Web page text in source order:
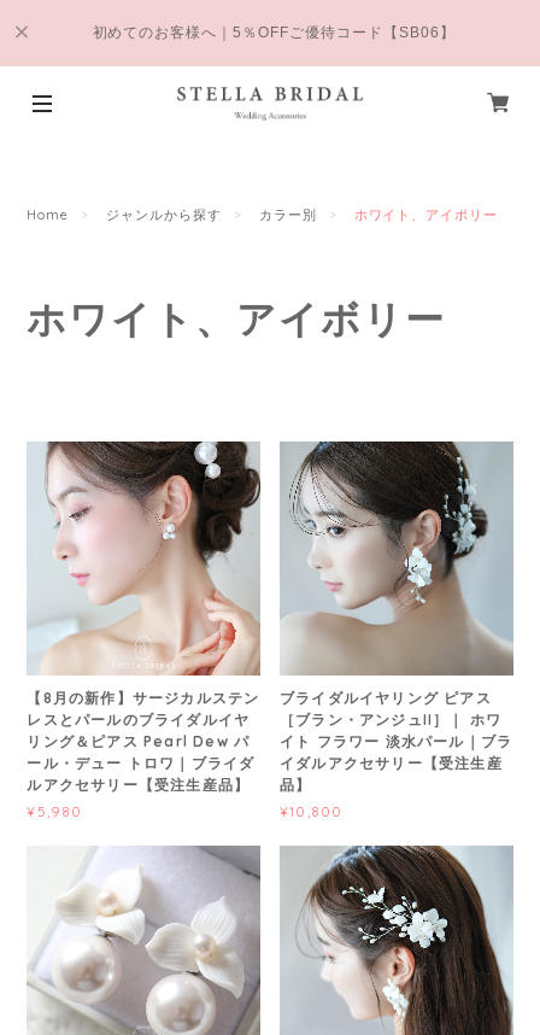
初めてのお客様へ｜5％OFFご優待コード【SB06】
Home ジャンルから探す カラー別 ホワイト、アイボリー
ホワイト、アイボリー
【8月の新作】サージカルステン
レスとパールのブライダルイヤ
リング＆ピアス Pearl Dew パ
ール・デュー トロワ｜ブライダ
ルアクセサリー【受注生産品】
¥5,980
ブライダルイヤリング ピアス
［ブラン・アンジュII］｜ ホワ
イト フラワー 淡水パール｜ブラ
イダルアクセサリー【受注生産
品】
¥10,800